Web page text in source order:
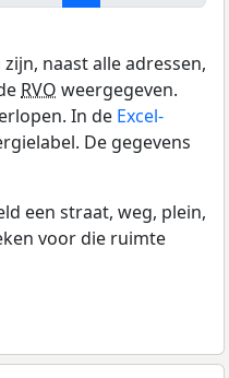
naast alle adressen,
RVO weergegeven.
In de Excel-
De gegevens
een straat, weg, plein,
voor die ruimte